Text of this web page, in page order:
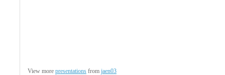
View more presentations from jaen03